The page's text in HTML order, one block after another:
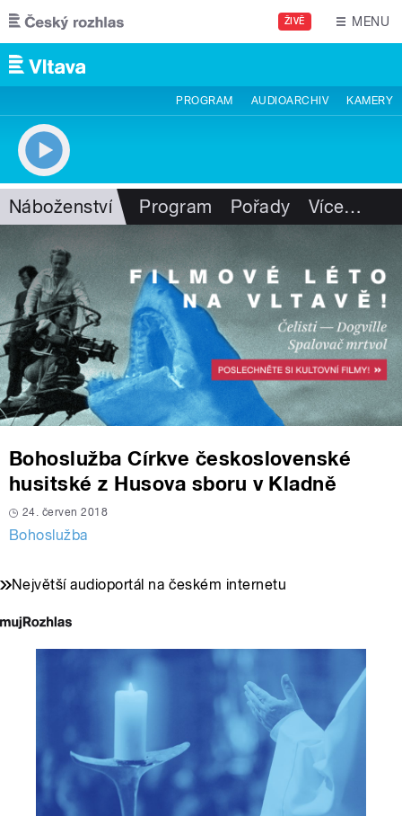
Přejít k hlavnímu obsahu
ŽIVĚ MENU
PROGRAM AUDIOARCHIV KAMERY
Náboženství Program Pořady Více…
Bohoslužba Církve československé
husitské z Husova sboru v Kladně
24. červen 2018
Bohoslužba
Největší audioportál na českém internetu